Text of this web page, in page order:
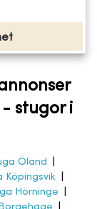
- stugor i
Öland
Köpingsvik
Hörninge